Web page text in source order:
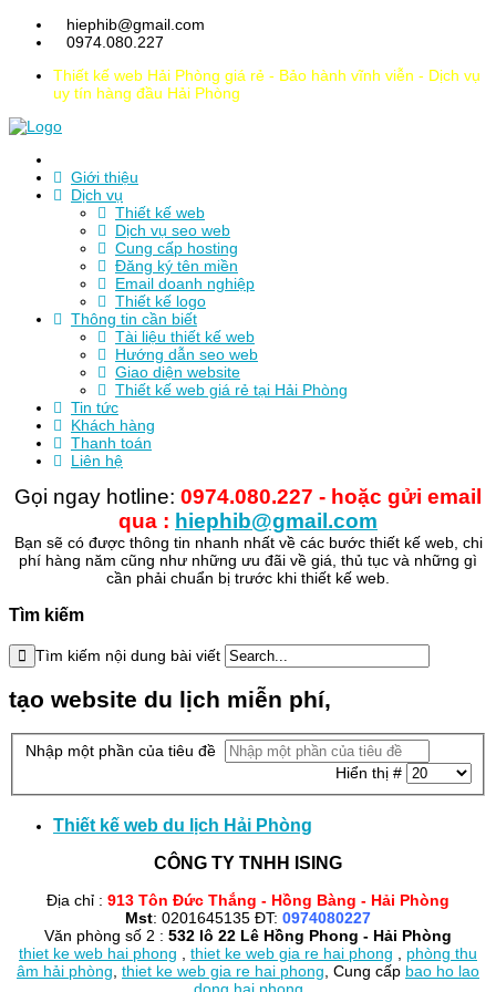
hiephib@gmail.com
0974.080.227
Thiết kế web Hải Phòng giá rẻ - Bảo hành vĩnh viễn - Dịch vụ
uy tín hàng đầu Hải Phòng
Giới thiệu
Dịch vụ
Thiết kế web
Dịch vụ seo web
Cung cấp hosting
Đăng ký tên miền
Email doanh nghiệp
Thiết kế logo
Thông tin cần biết
Tài liệu thiết kế web
Hướng dẫn seo web
Giao diện website
Thiết kế web giá rẻ tại Hải Phòng
Tin tức
Khách hàng
Thanh toán
Liên hệ
Gọi ngay hotline: 0974.080.227 - hoặc gửi email
qua : hiephib@gmail.com
Bạn sẽ có được thông tin nhanh nhất về các bước thiết kế web, chi
phí hàng năm cũng như những ưu đãi về giá, thủ tục và những gì
cần phải chuẩn bị trước khi thiết kế web.
Tìm kiếm
Tìm kiếm nội dung bài viết
tạo website du lịch miễn phí,
Nhập một phần của tiêu đề
Hiển thị #
Thiết kế web du lịch Hải Phòng
CÔNG TY TNHH ISING
Địa chỉ : 913 Tôn Đức Thắng - Hồng Bàng - Hải Phòng
Mst: 0201645135 ĐT: 0974080227
Văn phòng số 2 : 532 lô 22 Lê Hồng Phong - Hải Phòng
thiet ke web hai phong
thiet ke web gia re hai phong
phòng thu
âm hải phòng thiet ke web gia re hai phong , Cung cấp bao ho lao